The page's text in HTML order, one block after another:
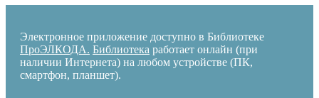
Электронное приложение доступно в Библиотеке
ПроЭЛКОДА. Библиотека работает онлайн (при
наличии Интернета) на любом устройстве (ПК,
смартфон, планшет).